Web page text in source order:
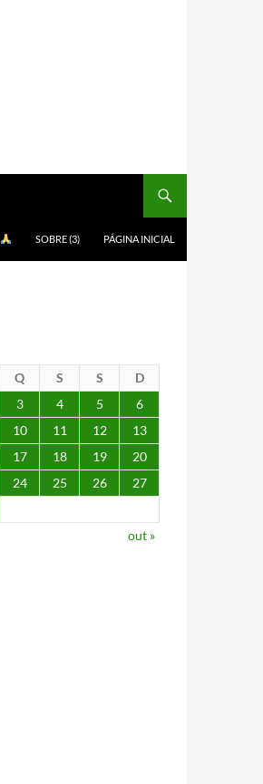
SOBRE (3) PÁGINA INICIAL
Q S S
D
3 4 5
6
10 11 12
13
17 18 19
20
24 25 26
27
out »